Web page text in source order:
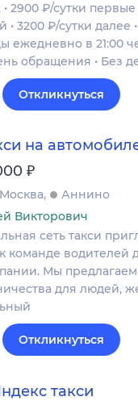
2900 ₽/сутки
3200 ₽/сутки далее •
ежедневно в 21:00
обращения • Без
Откликнуться
на
₽
Москва
Аннино
Викторович
сеть такси
команде водителей
Мы
для людей,
Откликнуться
такси